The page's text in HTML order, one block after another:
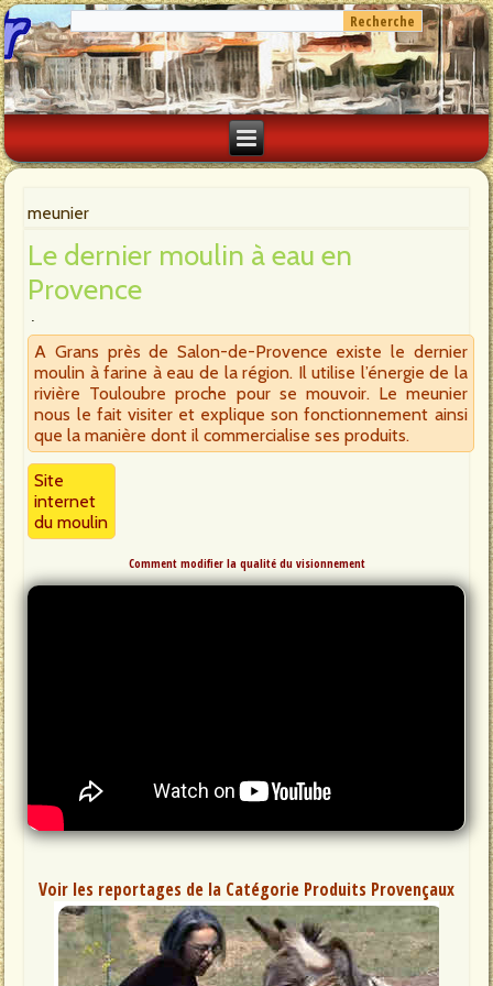
meunier
Le dernier moulin à eau en
Provence
A Grans près de Salon-de-Provence existe le dernier
moulin à farine à eau de la région. Il utilise l’énergie de la
rivière Touloubre proche pour se mouvoir. Le meunier
nous le fait visiter et explique son fonctionnement ainsi
que la manière dont il commercialise ses produits.
Site
internet
du moulin
Comment modifier la qualité du visionnement
Voir les reportages de la Catégorie Produits Provençaux